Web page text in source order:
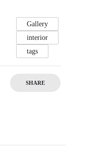
Gallery
interior
tags
SHARE